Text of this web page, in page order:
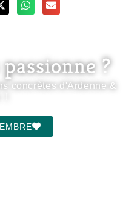
?
concrètes d'Ardenne &